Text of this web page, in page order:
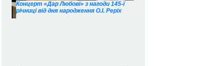
Концерт «Дар Любові» з нагоди 145-ї
річниці від дня народження О.І. Реріх